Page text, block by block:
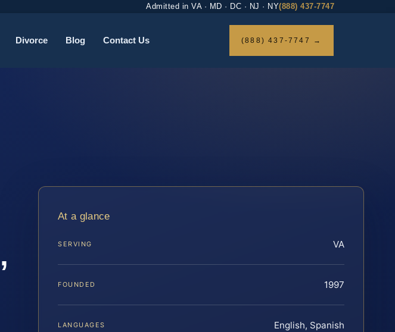
Admitted in VA · MD · DC · NJ · NY(888) 437-7747
Divorce Blog Contact Us (888) 437-7747 →
At a glance
SERVING VA
FOUNDED 1997
LANGUAGES English, Spanish